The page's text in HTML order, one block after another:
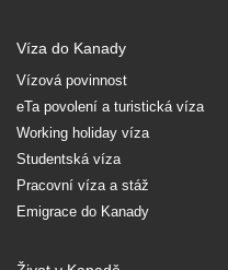
Víza do Kanady
Vízová povinnost
eTa povolení a turistická víza
Working holiday víza
Studentská víza
Pracovní víza a stáž
Emigrace do Kanady